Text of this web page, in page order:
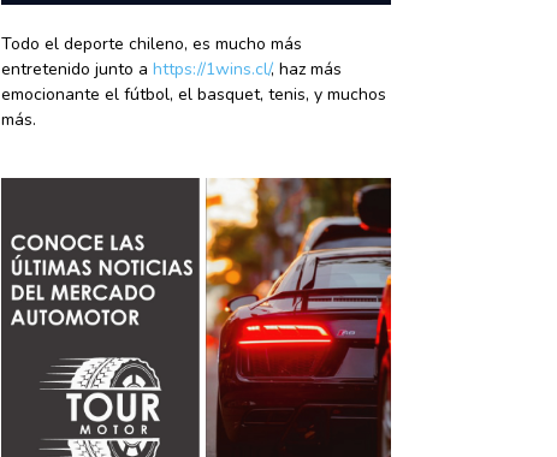
Todo el deporte chileno, es mucho más
entretenido junto a https://1wins.cl/, haz más
emocionante el fútbol, el basquet, tenis, y muchos
más.